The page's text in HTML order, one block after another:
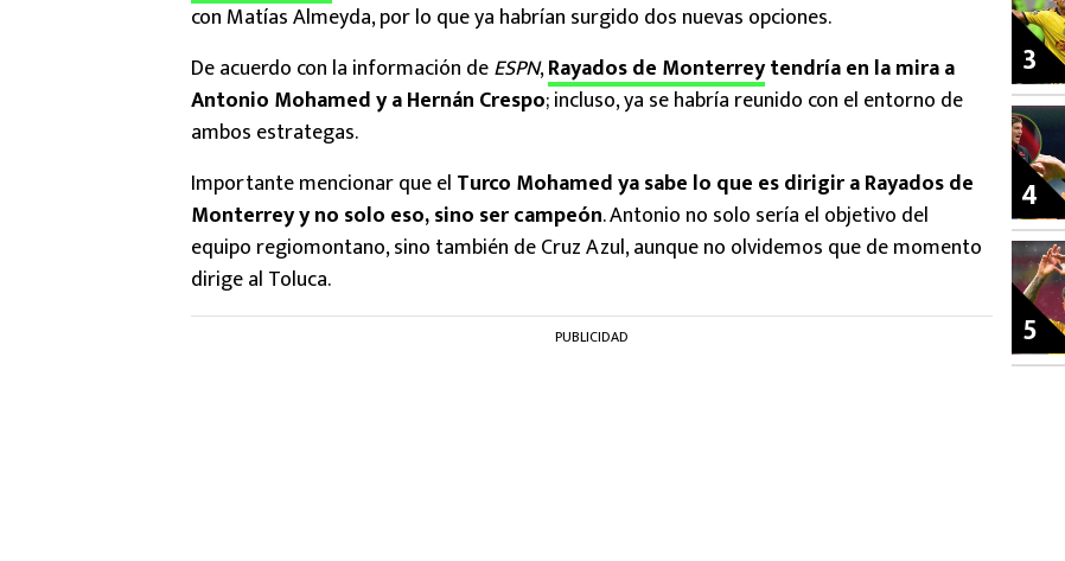
con Matías Almeyda, por lo que ya habrían surgido dos nuevas opciones.
De acuerdo con la información deESPN,Rayados de Monterreytendría en la mira a
Antonio Mohamed y a Hernán Crespo; incluso, ya se habría reunido con el entorno de
ambos estrategas.
Importante mencionar que el Turco Mohamed ya sabe lo que es dirigir a Rayados de
Monterrey y no solo eso, sino ser campeón. Antonio no solo sería el objetivo del
equipo regiomontano, sino también de Cruz Azul, aunque no olvidemos que de momento
dirige al Toluca.
PUBLICIDAD
3
4
5